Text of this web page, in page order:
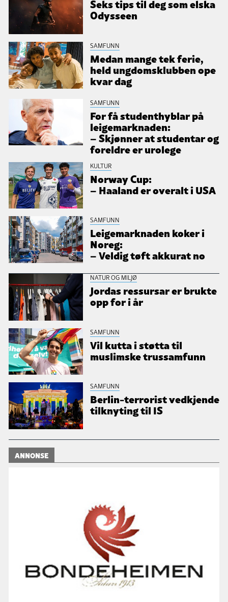
Seks tips til deg som elska
Odysseen
SAMFUNN
Medan mange tek ferie,
held ungdomsklubben ope
kvar dag
SAMFUNN
For få studenthyblar på
leigemarknaden:
– Skjønner at studentar og
foreldre er urolege
KULTUR
Norway Cup:
– Haaland er overalt i USA
SAMFUNN
Leigemarknaden koker i
Noreg:
– Veldig tøft akkurat no
NATUR OG MILJØ
Jordas ressursar er brukte
opp for i år
SAMFUNN
Vil kutta i støtta til
muslimske trussamfunn
SAMFUNN
Berlin-terrorist vedkjende
tilknyting til IS
ANNONSE